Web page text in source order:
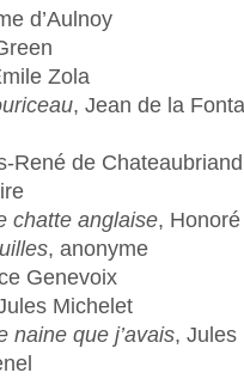
d’Aulnoy
Zola
, Jean de la
René de Chateaubriand
chatte anglaise,
, anonyme
Genevoix
Michelet
naine que j’avais, Jules